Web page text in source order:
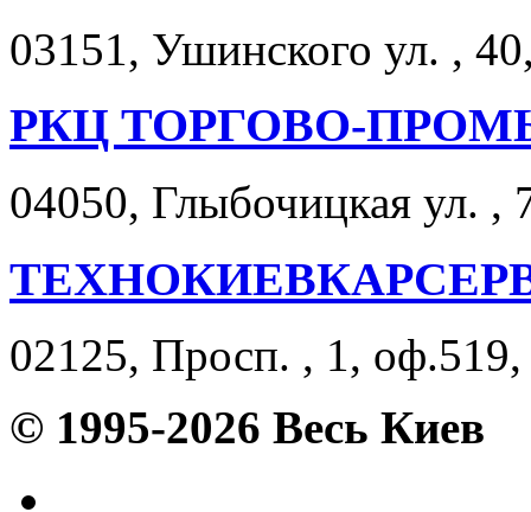
03151, Ушинского ул. ,
РКЦ ТОРГОВО-
04050, Глыбочицкая ул. ,
02125, Просп. , 1,
© 1995-2026 Весь Киев